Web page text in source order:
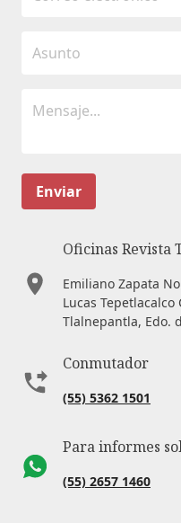
Enviar
Oficinas Revista
Emiliano Zapata
Lucas Tepetlacalco
Tlalnepantla, Edo.
Conmutador
(55) 5362 1501
Para informes
(55) 2657 1460